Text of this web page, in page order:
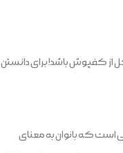
از کفپوش باشد! برای دانستن
است که بانوان به معنای